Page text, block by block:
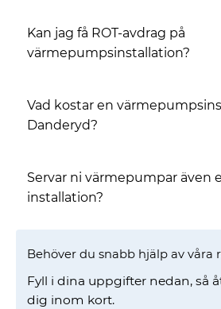
Kan jag få ROT-avdrag på
värmepumpsinstallation?
Vad kostar en
Danderyd?
Servar ni värmepumpar även
installation?
Behöver du snabb hjälp av våra
Fyll i dina uppgifter nedan, så
dig inom kort.